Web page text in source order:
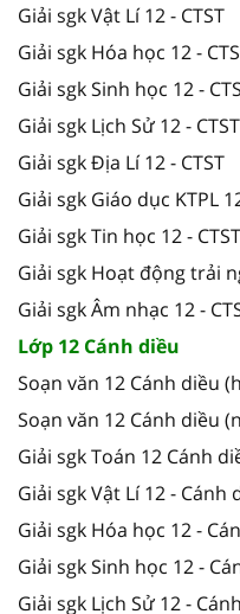
Giải sgk Vật Lí 12 - CTST
Giải sgk Hóa học 12 -
Giải sgk Sinh học 12 -
Giải sgk Lịch Sử 12 - CTST
Giải sgk Địa Lí 12 - CTST
Giải sgk Giáo dục KTPL
Giải sgk Tin học 12 - CTST
Giải sgk Hoạt động trải
Giải sgk Âm nhạc 12 -
Lớp 12 Cánh diều
Soạn văn 12 Cánh diều
Soạn văn 12 Cánh diều
Giải sgk Toán 12 Cánh
Giải sgk Vật Lí 12 - Cánh
Giải sgk Hóa học 12 -
Giải sgk Sinh học 12 -
Giải sgk Lịch Sử 12 -